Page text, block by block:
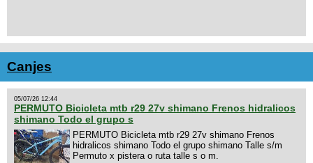
Canjes
05/07/26 12:44
PERMUTO Bicicleta mtb r29 27v shimano Frenos hidralicos
shimano Todo el grupo s
PERMUTO Bicicleta mtb r29 27v shimano Frenos
hidralicos shimano Todo el grupo shimano Talle s/m
Permuto x pistera o ruta talle s o m.